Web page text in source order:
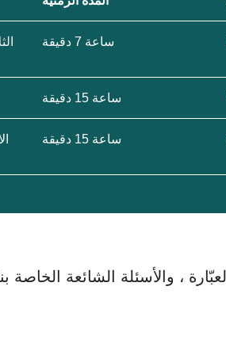
ساعة 7 دقيقة
ساعة 15 دقيقة
ساعة 15 دقيقة
، والأسئلة الشائعة الخاصة بنا